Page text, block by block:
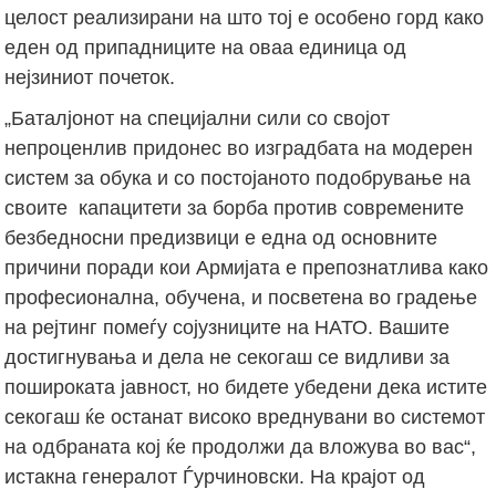
целост реализирани на што тој е особено горд како
еден од припадниците на оваа единица од
нејзиниот почеток.
„Баталјонот на специјални сили со својот
непроценлив придонес во изградбата на модерен
систем за обука и со постојаното подобрување на
своите капацитети за борба против современите
безбедносни предизвици е една од основните
причини поради кои Армијата е препознатлива како
професионална, обучена, и посветена во градење
на рејтинг помеѓу сојузниците на НАТО. Вашите
достигнувања и дела не секогаш се видливи за
пошироката јавност, но бидете убедени дека истите
секогаш ќе останат високо вреднувани во системот
на одбраната кој ќе продолжи да вложува во вас“,
истакна генералот Ѓурчиновски. На крајот од